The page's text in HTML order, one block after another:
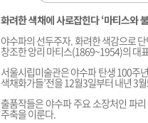
화려한 색채에 사로잡힌다 ‘마티스와
야수파의 선두주자. 화려한 색감으로
창조한 앙리 마티스(1869~1954)의 대
서울시립미술관은 야수파 탄생 100주
색채화가들’전을 12월3일부터 내년 3
출품작들은 야수파 주요 소장처인 파
주축을 이룬다.